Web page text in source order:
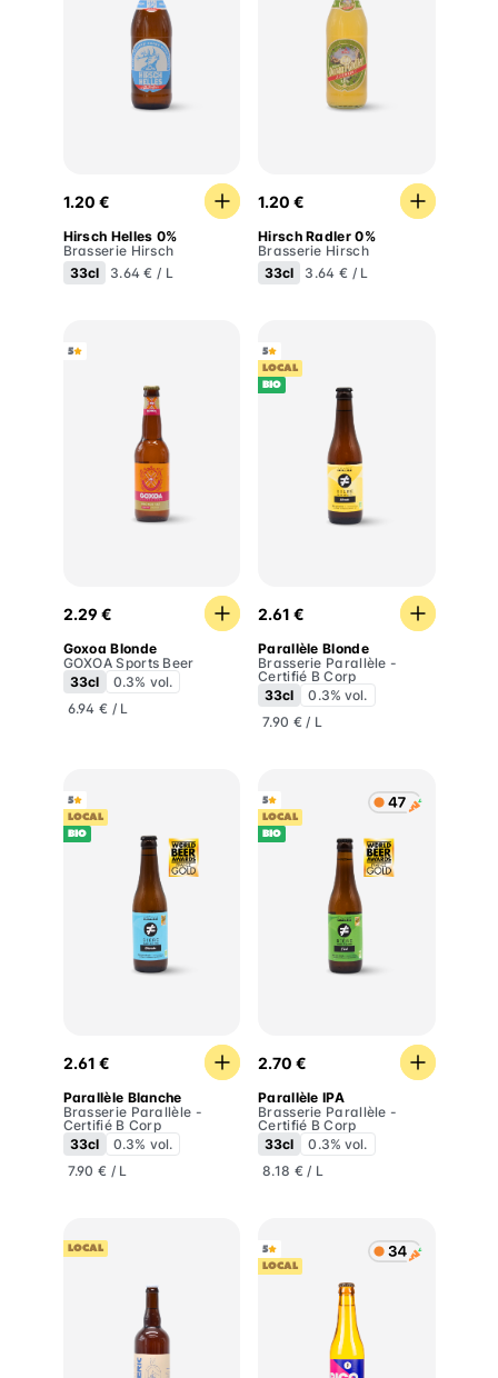
1.20 €
Hirsch Helles 0%
Brasserie Hirsch
33cl
3.64 € / L
1.20 €
Hirsch Radler 0%
Brasserie Hirsch
33cl
3.64 € / L
5
2.29 €
Goxoa Blonde
GOXOA Sports Beer
33cl
0.3% vol.
6.94 € / L
5
LOCAL
BIO
2.61 €
Parallèle Blonde
Brasserie Parallèle -
Certifié B Corp
33cl
0.3% vol.
7.90 € / L
5
LOCAL
BIO
2.61 €
Parallèle Blanche
Brasserie Parallèle -
Certifié B Corp
33cl
0.3% vol.
7.90 € / L
5
LOCAL
BIO
2.70 €
Parallèle IPA
Brasserie Parallèle -
Certifié B Corp
33cl
0.3% vol.
8.18 € / L
LOCAL
5
LOCAL